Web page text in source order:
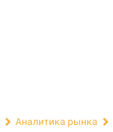
Аналитика рынка